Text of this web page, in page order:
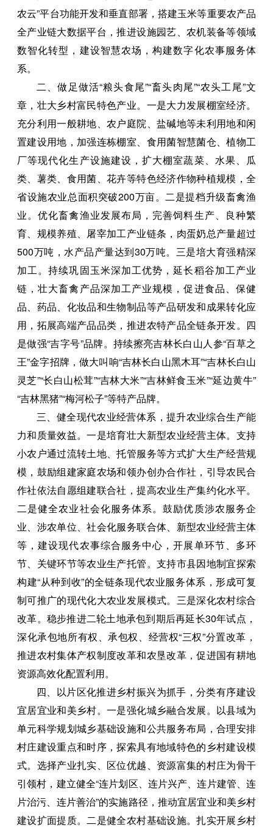
农云”平台功能开发和垂直部署，搭建玉米等重要农产品
全产业链大数据平台，推进设施园艺、农机装备等领域
数智化转型，建设智慧农场，构建数字化农事服务体
系。
二、做足做活“粮头食尾”“畜头肉尾”“农头工尾”文
章，壮大乡村富民特色产业。一是大力发展棚室经济。
充分利用一般耕地、农户庭院、盐碱地等未利用地和闲
置建设用地，加强连栋棚室、食用菌智慧菌仓、植物工
厂等现代化生产设施建设，扩大棚室蔬菜、水果、瓜
类、薯类、食用菌、花卉等特色经济作物种植规模，全
省设施农业总面积突破200万亩。二是提档升级畜禽渔
业。优化畜禽渔业发展布局，完善饲料生产、良种繁
育、规模养殖、屠宰加工产业链条，肉蛋奶总产量超过
500万吨，水产品产量达到30万吨。三是培大育强精深
加工。持续巩固玉米深加工优势，延长稻谷加工产业
链，壮大畜禽产品深加工产业规模，促进食品、保健
品、药品、化妆品和生物制品等产品研发和成果转化应
用，拓展高端产品品类，推进农特产品全链条开发。四
是做强“吉字号”品牌。持续擦亮吉林长白山人参“百草之
王”金字招牌，做大叫响“吉林长白山黑木耳”“吉林长白山
灵芝”“长白山松茸”“吉林大米”“吉林鲜食玉米”“延边黄牛”
“吉林黑猪”“梅河松子”等特产品牌。
三、健全现代农业经营体系，提升农业综合生产能
力和质量效益。一是培育壮大新型农业经营主体。支持
小农户通过流转土地、托管服务等方式扩大生产经营规
模，鼓励组建家庭农场和领办创办合作社，引导农民合
作社依法自愿组建联合社，提高农业生产集约化水平。
二是健全农业社会化服务体系。鼓励优质涉农服务企
业、涉农单位、社会化服务联合体、新型农业经营主体
等，建设现代农事综合服务中心，开展单环节、多环
节、关键环节等农业生产托管。支持市县因地制宜探索
构建“从种到收”的全链条现代农业服务体系，形成可复
制可推广的现代化大农业发展模式。三是深化农村综合
改革。稳步推进二轮土地承包到期后再延长30年试点，
深化承包地所有权、承包权、经营权“三权”分置改革，
推进农村集体产权制度改革和农垦改革，促进国有耕地
资源高效化配置利用。
四、以片区化推进乡村振兴为抓手，分类有序建设
宜居宜业和美乡村。一是强化城乡融合发展。以县域为
单元科学规划城乡基础设施和公共服务布局，合理安排
村庄建设重点和时序，探索具有地域特色的乡村建设模
式。选择产业扎实、区位优越、资源富集的村庄为骨干
引领村，建立健全“连片划区、连片兴产、连片建管、连
片治污、连片善治”的实施路径，推动宜居宜业和美乡村
建设扩面提质。二是健全农村基础设施。扎实开展乡村